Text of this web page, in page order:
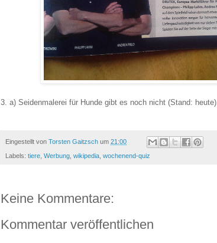
3. a) Seidenmalerei für Hunde gibt es noch nicht (Stand: heute).
Eingestellt von Torsten Gaitzsch um 21:00
Labels: tiere Werbung wikipedia wochenend-quiz
Keine Kommentare:
Kommentar veröffentlichen